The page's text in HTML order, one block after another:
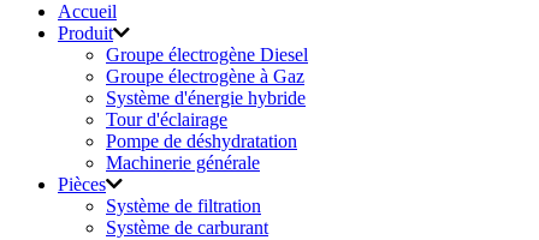
Accueil
Produit
Groupe électrogène Diesel
Groupe électrogène à Gaz
Système d'énergie hybride
Tour d'éclairage
Pompe de déshydratation
Machinerie générale
Pièces
Système de filtration
Système de carburant